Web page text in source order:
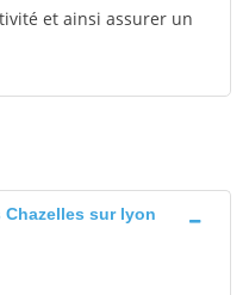
et ainsi assurer un
sur lyon